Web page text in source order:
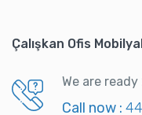
Çalışkan Ofis
We are
Call now :